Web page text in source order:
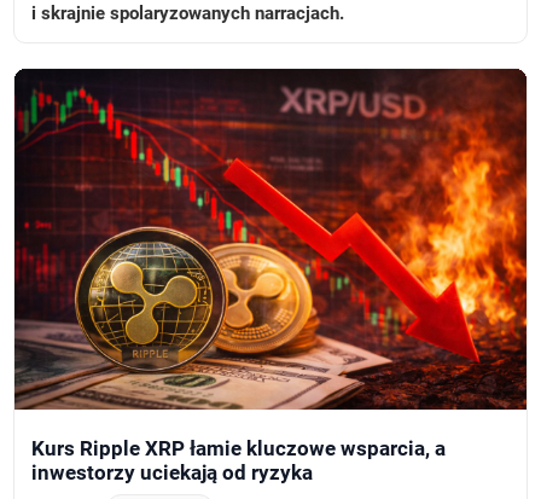
i skrajnie spolaryzowanych narracjach.
Kurs Ripple XRP łamie kluczowe wsparcia, a
inwestorzy uciekają od ryzyka